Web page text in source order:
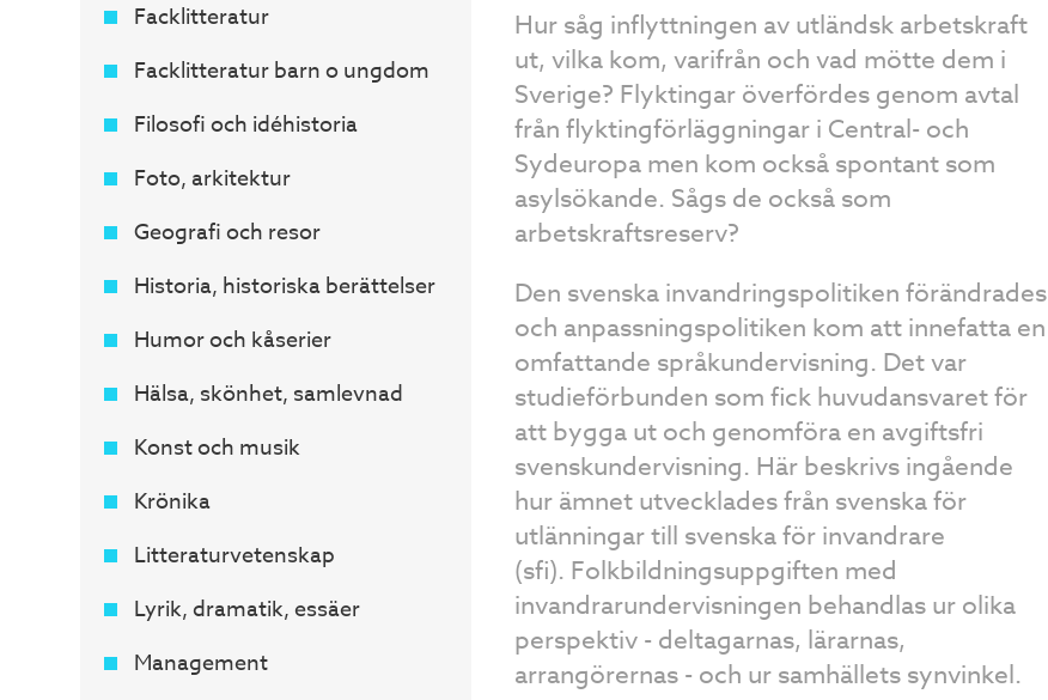
Facklitteratur
Facklitteratur barn o ungdom
Filosofi och idéhistoria
Foto, arkitektur
Geografi och resor
Historia, historiska berättelser
Humor och kåserier
Hälsa, skönhet, samlevnad
Konst och musik
Krönika
Litteraturvetenskap
Lyrik, dramatik, essäer
Management
Hur såg inflyttningen av utländsk arbetskraft
ut, vilka kom, varifrån och vad mötte dem i
Sverige? Flyktingar överfördes genom avtal
från flyktingförläggningar i Central- och
Sydeuropa men kom också spontant som
asylsökande. Sågs de också som
arbetskraftsreserv?
Den svenska invandringspolitiken förändrades
och anpassningspolitiken kom att innefatta en
omfattande språkundervisning. Det var
studieförbunden som fick huvudansvaret för
att bygga ut och genomföra en avgiftsfri
svenskundervisning. Här beskrivs ingående
hur ämnet utvecklades från svenska för
utlänningar till svenska för invandrare
(sfi). Folkbildningsuppgiften med
invandrarundervisningen behandlas ur olika
perspektiv - deltagarnas, lärarnas,
arrangörernas - och ur samhällets synvinkel.